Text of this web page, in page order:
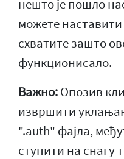
нешто је пошло
можете
схватите зашто
функционисало.
Важно:Опозив
извршити
".auth" фајла,
ступити на снагу